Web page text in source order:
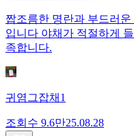
짭조름한 명란과 부드러
입니다 야채가 적절하게
족합니다.
귀염그잡채1
조회수 9.6만25.08.28